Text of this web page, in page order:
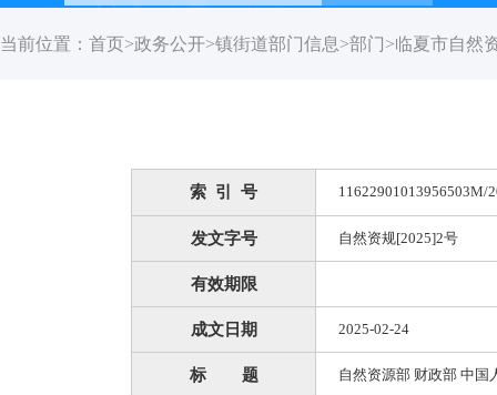
当前位置： 首页>政务公开>镇街道部门信息>部门>临夏市自然
索 引 号 11622901013956503M/
发文字号 自然资规[2025]2号
有效期限
成文日期 2025-02-24
标 题 自然资源部 财政部 中